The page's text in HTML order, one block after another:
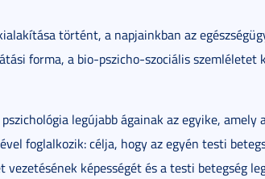
történt, a napjainkban az
forma, a bio-pszicho-szociális szemléletet
legújabb ágainak az egyike, amely
foglalkozik: célja, hogy az egyén testi
képességét és a testi betegség